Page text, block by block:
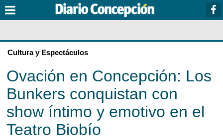
Cultura y Espectáculos
Ovación en Concepción: Los
Bunkers conquistan con
show íntimo y emotivo en el
Teatro Biobío